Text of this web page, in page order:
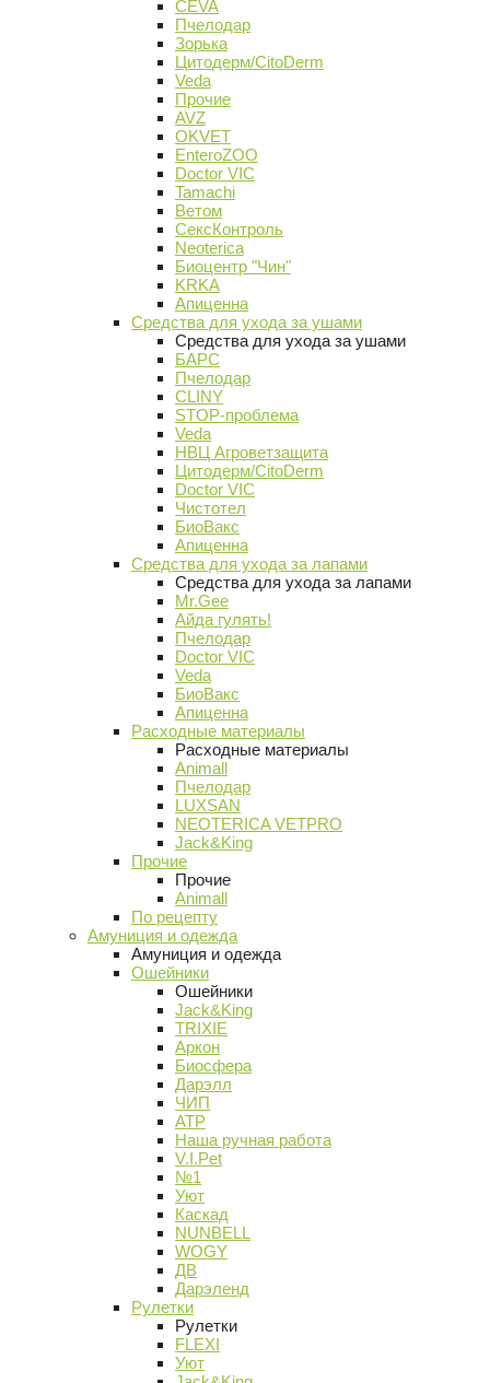
CEVA
Пчелодар
Зорька
Цитодерм/CitoDerm
Veda
Прочие
AVZ
OKVET
EnteroZOO
Doctor VIC
Tamachi
Ветом
СексКонтроль
Neoterica
Биоцентр "Чин"
KRKA
Апиценна
Средства для ухода за ушами
Средства для ухода за ушами
БАРС
Пчелодар
CLINY
STOP-проблема
Veda
НВЦ Агроветзащита
Цитодерм/CitoDerm
Doctor VIC
Чистотел
БиоВакс
Апиценна
Средства для ухода за лапами
Средства для ухода за лапами
Mr.Gee
Айда гулять!
Пчелодар
Doctor VIC
Veda
БиоВакс
Апиценна
Расходные материалы
Расходные материалы
Animall
Пчелодар
LUXSAN
NEOTERICA VETPRO
Jack&King
Прочие
Прочие
Animall
По рецепту
Амуниция и одежда
Амуниция и одежда
Ошейники
Ошейники
Jack&King
TRIXIE
Аркон
Биосфера
Дарэлл
ЧИП
АТР
Наша ручная работа
V.I.Pet
№1
Уют
Каскад
NUNBELL
WOGY
ДВ
Дарэленд
Рулетки
Рулетки
FLEXI
Уют